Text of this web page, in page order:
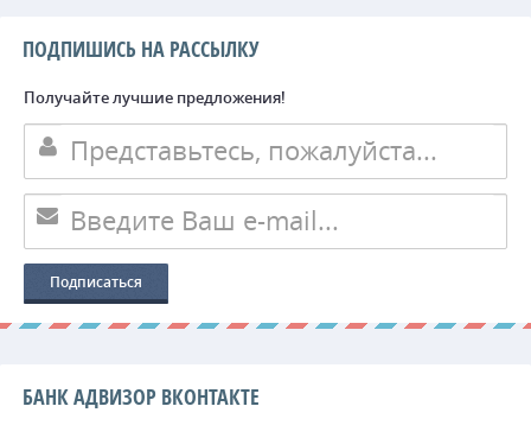
ПОДПИШИСЬ НА РАССЫЛКУ
Получайте лучшие предложения!
БАНК АДВИЗОР ВКОНТАКТЕ